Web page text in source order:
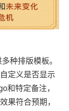
种排版模板。
定义是否显示
和特定备注，
果符合预期，